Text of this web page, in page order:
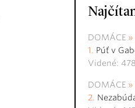
DOMÁCE
Púť v
Videné: 478
DOMÁCE